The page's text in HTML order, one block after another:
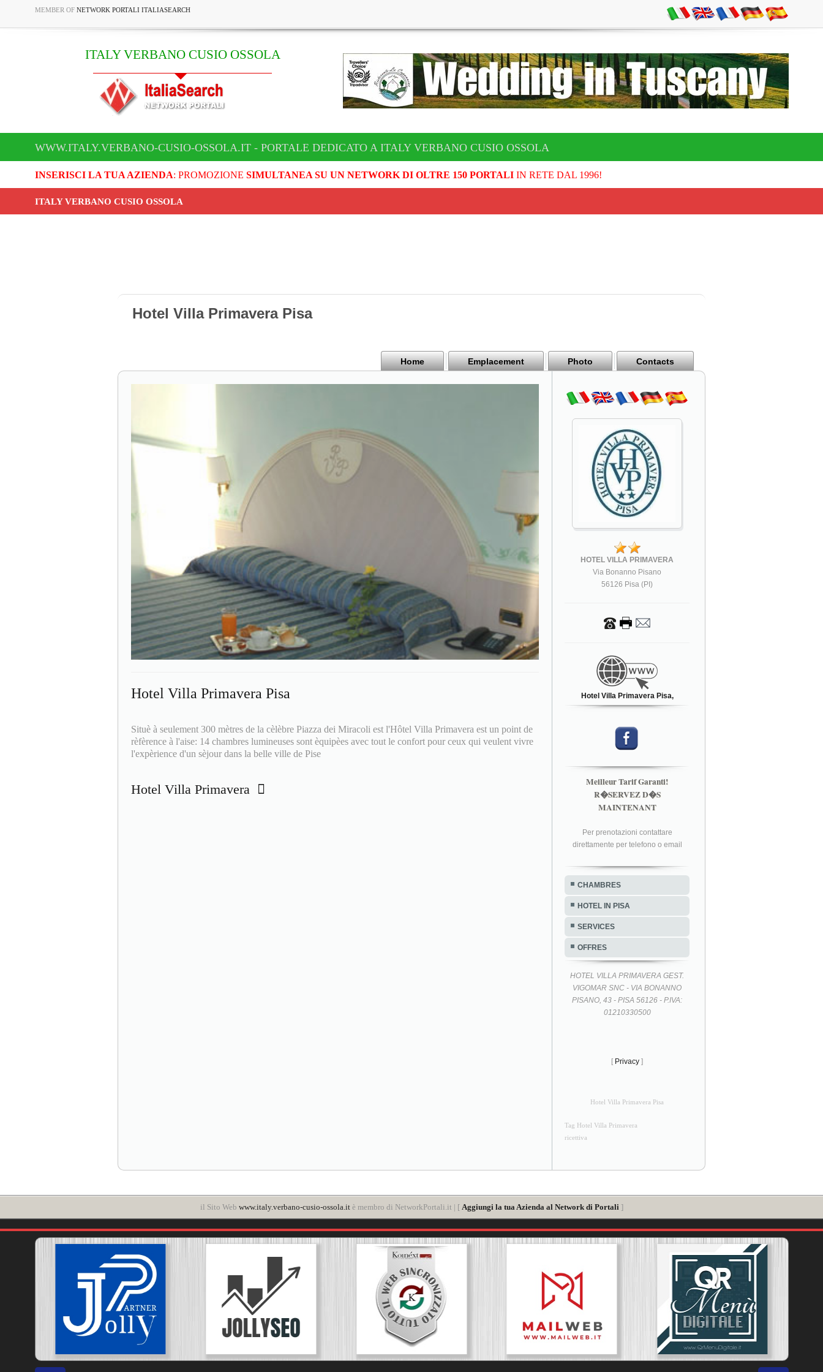
MEMBER OF NETWORK PORTALI ITALIASEARCH
ITALY VERBANO CUSIO OSSOLA
WWW.ITALY.VERBANO-CUSIO-OSSOLA.IT - PORTALE DEDICATO A ITALY VERBANO CUSIO OSSOLA
INSERISCI LA TUA AZIENDA: PROMOZIONE SIMULTANEA SU UN NETWORK DI OLTRE 150 PORTALIIN RETE DAL 1996!
ITALY VERBANO CUSIO OSSOLA
Hotel Villa Primavera Pisa
Home Emplacement Photo Contacts
Hotel Villa Primavera Pisa
Situè à seulement 300 mètres de la cèlèbre Piazza dei Miracoli est l'Hôtel Villa Primavera est un point de
rèfèrence à l'aise: 14 chambres lumineuses sont èquipèes avec tout le confort pour ceux qui veulent vivre
l'expèrience d'un sèjour dans la belle ville de Pise
Hotel Villa Primavera
HOTEL VILLA PRIMAVERA
Via Bonanno Pisano
56126 Pisa (PI)
Hotel Villa Primavera Pisa,
Meilleur Tarif Garanti!
R�SERVEZ D�S
MAINTENANT
Per prenotazioni contattare
direttamente per telefono o email
CHAMBRES
HOTEL IN PISA
SERVICES
OFFRES
HOTEL VILLA PRIMAVERA GEST.
VIGOMAR SNC - VIA BONANNO
PISANO, 43 - PISA 56126 - P.IVA:
01210330500
[ Privacy ]
Hotel Villa Primavera Pisa
Tag Hotel Villa Primavera
ricettiva
il Sito Web www.italy.verbano-cusio-ossola.itè membro di NetworkPortali.it | [ Aggiungi la tua Azienda al Network di Portali ]